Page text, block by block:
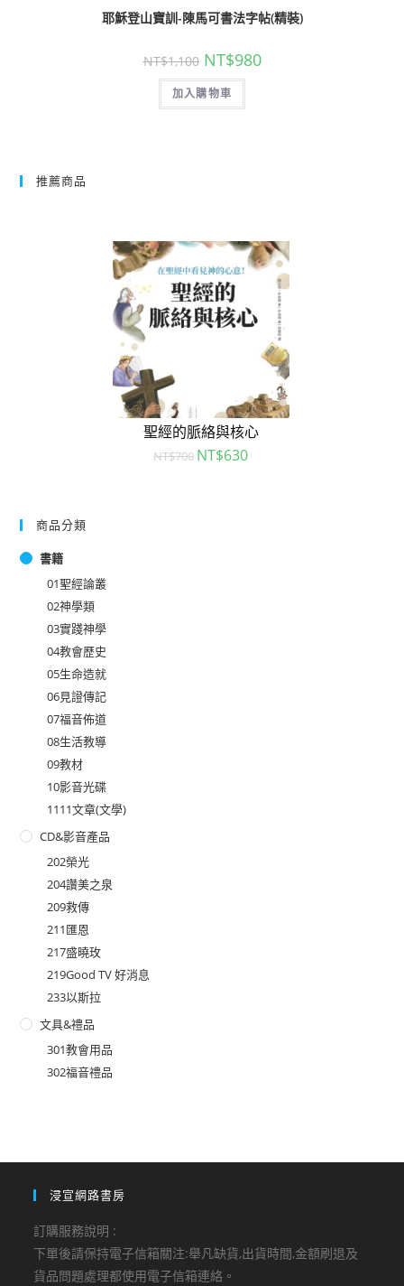
耶穌登山寶訓-陳馬可書法字帖(精裝)
NT$1,100 NT$980
加入購物車
推薦商品
聖經的脈絡與核心
NT$700 NT$630
商品分類
書籍
01聖經論叢
02神學類
03實踐神學
04教會歷史
05生命造就
06見證傳記
07福音佈道
08生活教導
09教材
10影音光碟
1111文章(文學)
CD&影音產品
202榮光
204讚美之泉
209救傳
211匯恩
217盛曉玫
219Good TV 好消息
233以斯拉
文具&禮品
301教會用品
302福音禮品
浸宣網路書房
訂購服務說明 :
下單後請保持電子信箱關注:舉凡缺貨,出貨時間,金額刷退及
貨品問題處理都使用電子信箱連絡。